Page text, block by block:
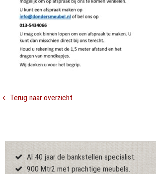
Terug naar overzicht
Al 40 jaar de bankstellen specialist.
900 Mtr2 met prachtige meubels.